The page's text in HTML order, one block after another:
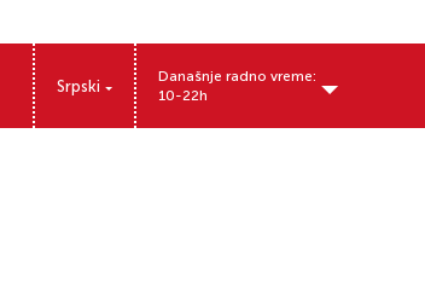
Srpski
Današnje radno vreme:
10-22h